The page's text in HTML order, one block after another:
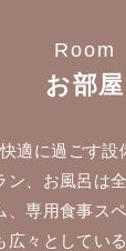
Room
お部屋
適に過ごす設
ン、お風呂は
、専用食事ス
広々としてい